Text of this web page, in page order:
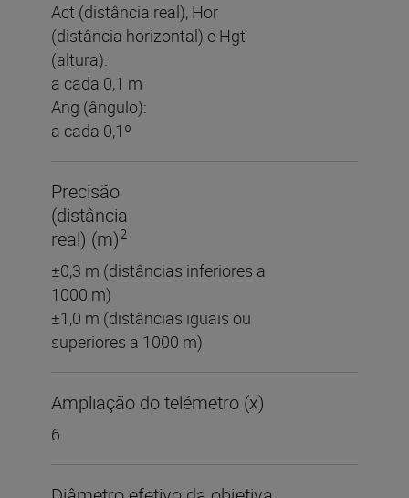
Act (distância real), Hor
(distância horizontal) e Hgt
(altura):
a cada 0,1 m
Ang (ângulo):
a cada 0,1º
Precisão
(distância
real) (m)2
±0,3 m (distâncias inferiores a
1000 m)
±1,0 m (distâncias iguais ou
superiores a 1000 m)
Ampliação do telémetro (x)
6